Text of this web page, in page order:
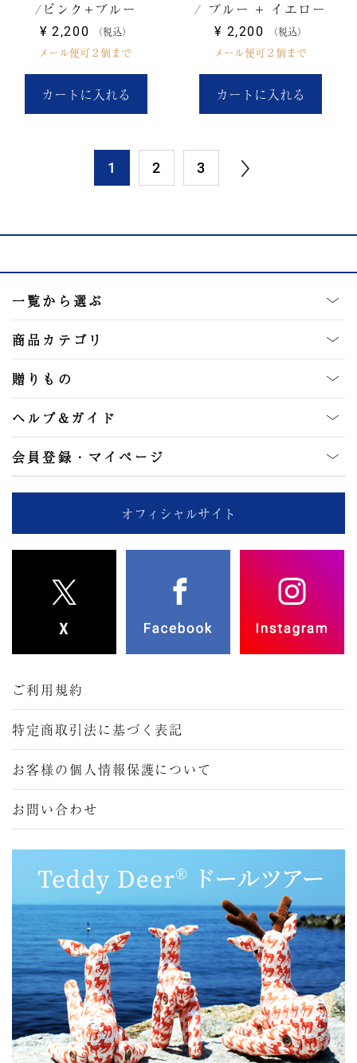
/ピンク+ブルー
¥ 2,200 税込
メール便可２個まで
カートに入れる
/ ブルー + イエロー
¥ 2,200 税込
メール便可２個まで
カートに入れる
1 2 3
一覧から選ぶ
商品カテゴリ
贈りもの
ヘルプ&ガイド
会員登録・マイページ
オフィシャルサイト
ご利用規約
特定商取引法に基づく表記
お客様の個人情報保護について
お問い合わせ